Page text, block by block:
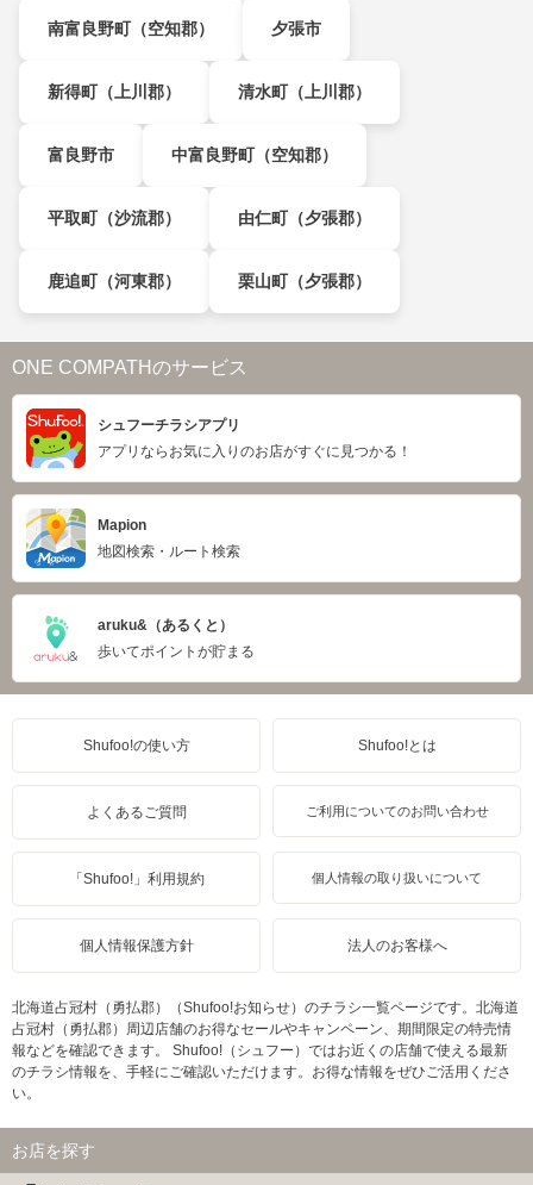
南富良野町（空知郡） 夕張市
新得町（上川郡） 清水町（上川郡）
富良野市 中富良野町（空知郡）
平取町（沙流郡） 由仁町（夕張郡）
鹿追町（河東郡） 栗山町（夕張郡）
ONE COMPATHのサービス
シュフーチラシアプリ
アプリならお気に入りのお店がすぐに見つかる！
Mapion
地図検索・ルート検索
aruku&（あるくと）
歩いてポイントが貯まる
Shufoo!の使い方 Shufoo!とは
よくあるご質問 ご利用についてのお問い合わせ
「Shufoo!」利用規約 個人情報の取り扱いについて
個人情報保護方針 法人のお客様へ
北海道占冠村（勇払郡）（Shufoo!お知らせ）のチラシ一覧ページです。北海道
占冠村（勇払郡）周辺店舗のお得なセールやキャンペーン、期間限定の特売情
報などを確認できます。 Shufoo!（シュフー）ではお近くの店舗で使える最新
のチラシ情報を、手軽にご確認いただけます。お得な情報をぜひご活用くださ
い。
お店を探す